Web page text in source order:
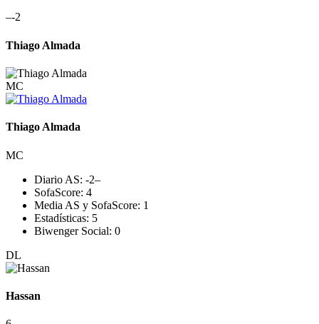
–-2
Thiago Almada
MC
Thiago Almada
MC
Diario AS: -2–
SofaScore: 4
Media AS y SofaScore: 1
Estadísticas: 5
Biwenger Social: 0
DL
Hassan